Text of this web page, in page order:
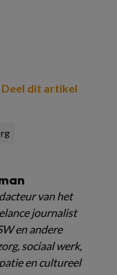
Deel dit artikel
van het
journalist
en andere
sociaal werk,
en cultureel